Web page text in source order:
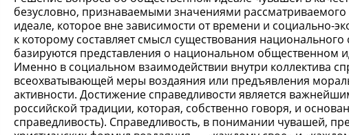
безусловно, признаваемыми значениями
идеале, которое вне зависимости от времени и социально-
к которому составляет смысл существования
базируются представления о национальном общественном
Именно в социальном взаимодействии внутри коллектива
всеохватывающей меры воздаяния или предъявления
активности. Достижение справедливости является
российской традиции, которая, собственно говоря, и
справедливость). Справедливость, в понимании чувашей,